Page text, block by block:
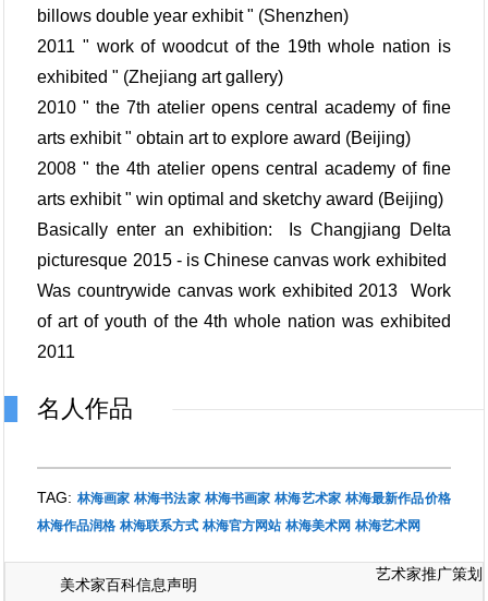
billows double year exhibit " (Shenzhen)
2011 " work of woodcut of the 19th whole nation is
exhibited " (Zhejiang art gallery)
2010 " the 7th atelier opens central academy of fine
arts exhibit " obtain art to explore award (Beijing)
2008 " the 4th atelier opens central academy of fine
arts exhibit " win optimal and sketchy award (Beijing)
Basically enter an exhibition: Is Changjiang Delta
picturesque 2015 - is Chinese canvas work exhibited
Was countrywide canvas work exhibited 2013 Work
of art of youth of the 4th whole nation was exhibited
2011
名人作品
TAG: 林海画家 林海书法家 林海书画家 林海艺术家 林海最新作品价格
林海作品润格 林海联系方式 林海官方网站 林海美术网 林海艺术网
美术家百科信息声明
艺术家推广策划